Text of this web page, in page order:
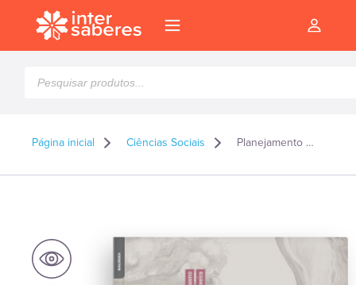
produtos
Página inicial Ciências Sociais Planejamento e gestão ambiental